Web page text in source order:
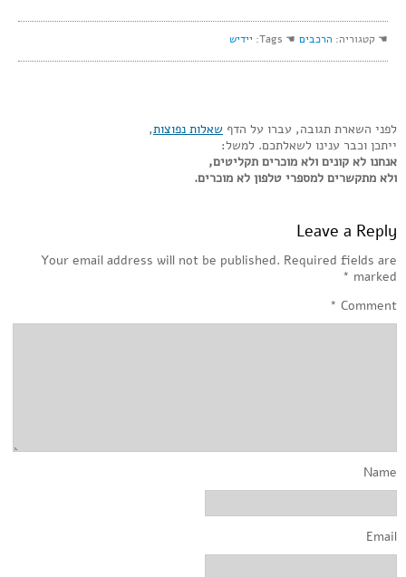
☚ קטגוריה: הרכבים ☚ Tags: יידיש
לפני השארת תגובה, עברו על הדף שאלות נפוצות,
ייתכן וכבר ענינו לשאלתכם. למשל:
אנחנו לא קונים ולא מוכרים תקליטים,
ולא מתקשרים למספרי טלפון לא מוכרים.
Leave a Reply
Your email address will not be published. Required fields are
marked
*
Comment
*
Name
Email